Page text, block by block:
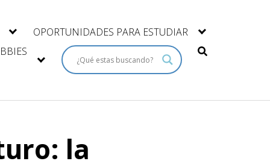
OPORTUNIDADES PARA ESTUDIAR
la